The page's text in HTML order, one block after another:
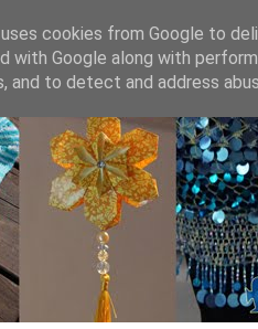
cookies from Google to
with Google along with
and to detect and address